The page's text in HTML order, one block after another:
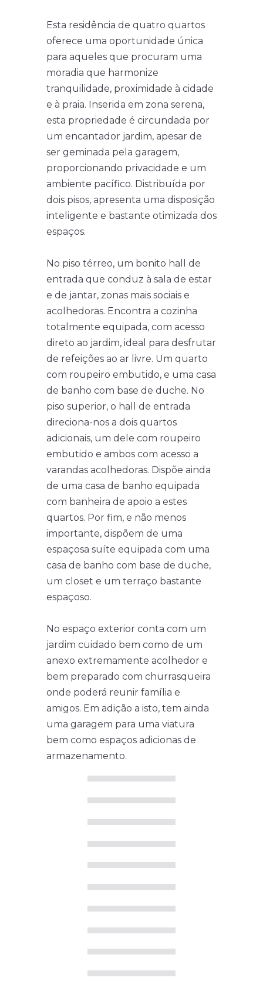
Esta residência de quatro quartos
oferece uma oportunidade única
para aqueles que procuram uma
moradia que harmonize
tranquilidade, proximidade à cidade
e à praia. Inserida em zona serena,
esta propriedade é circundada por
um encantador jardim, apesar de
ser geminada pela garagem,
proporcionando privacidade e um
ambiente pacífico. Distribuída por
dois pisos, apresenta uma disposição
inteligente e bastante otimizada dos
espaços.
No piso térreo, um bonito hall de
entrada que conduz à sala de estar
e de jantar, zonas mais sociais e
acolhedoras. Encontra a cozinha
totalmente equipada, com acesso
direto ao jardim, ideal para desfrutar
de refeições ao ar livre. Um quarto
com roupeiro embutido, e uma casa
de banho com base de duche. No
piso superior, o hall de entrada
direciona-nos a dois quartos
adicionais, um dele com roupeiro
embutido e ambos com acesso a
varandas acolhedoras. Dispõe ainda
de uma casa de banho equipada
com banheira de apoio a estes
quartos. Por fim, e não menos
importante, dispõem de uma
espaçosa suíte equipada com uma
casa de banho com base de duche,
um closet e um terraço bastante
espaçoso.
No espaço exterior conta com um
jardim cuidado bem como de um
anexo extremamente acolhedor e
bem preparado com churrasqueira
onde poderá reunir família e
amigos. Em adição a isto, tem ainda
uma garagem para uma viatura
bem como espaços adicionas de
armazenamento.